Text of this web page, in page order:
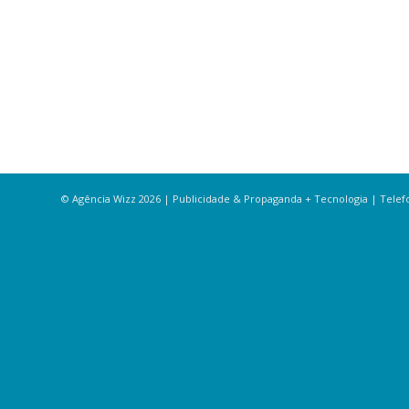
© Agência Wizz 2026 | Publicidade & Propaganda + Tecnologia |